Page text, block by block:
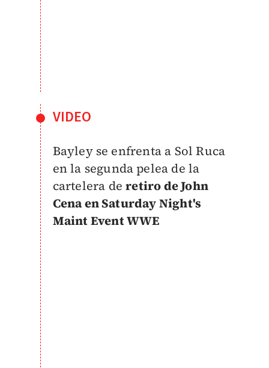
VIDEO
Bayley se enfrenta a Sol Ruca
en la segunda pelea de la
cartelera deretiro de John
Cena en Saturday Night's
Maint Event WWE